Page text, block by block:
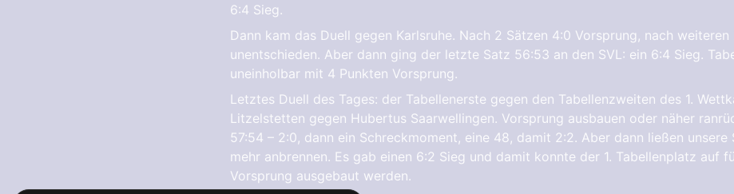
6:4 Sieg.
Dann kam das Duell gegen Karlsruhe. Nach 2 Sätzen 4:0 Vorsprung, nach
unentschieden. Aber dann ging der letzte Satz 56:53 an den SVL: ein 6:4 Sieg.
uneinholbar mit 4 Punkten Vorsprung.
Letztes Duell des Tages: der Tabellenerste gegen den Tabellenzweiten des 1.
Litzelstetten gegen Hubertus Saarwellingen. Vorsprung ausbauen oder näher
57:54 – 2:0, dann ein Schreckmoment, eine 48, damit 2:2. Aber dann ließen unsere
mehr anbrennen. Es gab einen 6:2 Sieg und damit konnte der 1. Tabellenplatz auf
Vorsprung ausgebaut werden.